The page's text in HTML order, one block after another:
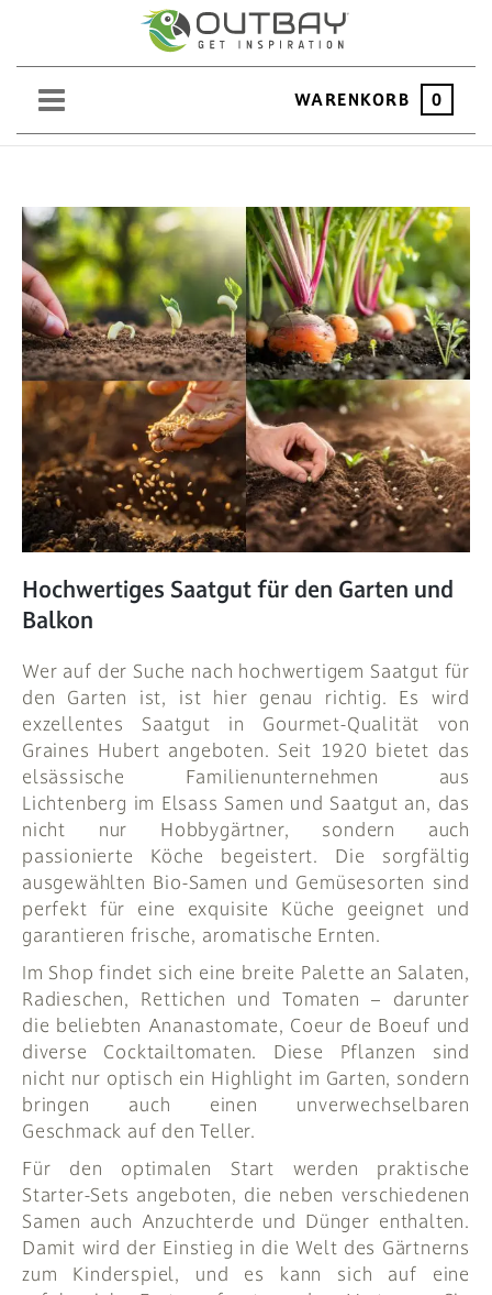
WARENKORB 0
KIES
SPLITT
SCHOTTER
ERDEN
SAATGUT
HOCHBEET
BEWÄSSERUNG
PFLANZEN
# MAG
SUCHE
ANMELDEN
Hochwertiges Saatgut für den Garten und
Balkon
Wer auf der Suche nach hochwertigem Saatgut für
den Garten ist, ist hier genau richtig. Es wird
exzellentes Saatgut in Gourmet-Qualität von
Graines Hubert angeboten. Seit 1920 bietet das
elsässische Familienunternehmen aus
Lichtenberg im Elsass Samen und Saatgut an, das
nicht nur Hobbygärtner, sondern auch
passionierte Köche begeistert. Die sorgfältig
ausgewählten Bio-Samen und Gemüsesorten sind
perfekt für eine exquisite Küche geeignet und
garantieren frische, aromatische Ernten.
Im Shop findet sich eine breite Palette an Salaten,
Radieschen, Rettichen und Tomaten – darunter
die beliebten Ananastomate, Coeur de Boeuf und
diverse Cocktailtomaten. Diese Pflanzen sind
nicht nur optisch ein Highlight im Garten, sondern
bringen auch einen unverwechselbaren
Geschmack auf den Teller.
Für den optimalen Start werden praktische
Starter-Sets angeboten, die neben verschiedenen
Samen auch Anzuchterde und Dünger enthalten.
Damit wird der Einstieg in die Welt des Gärtnerns
zum Kinderspiel, und es kann sich auf eine